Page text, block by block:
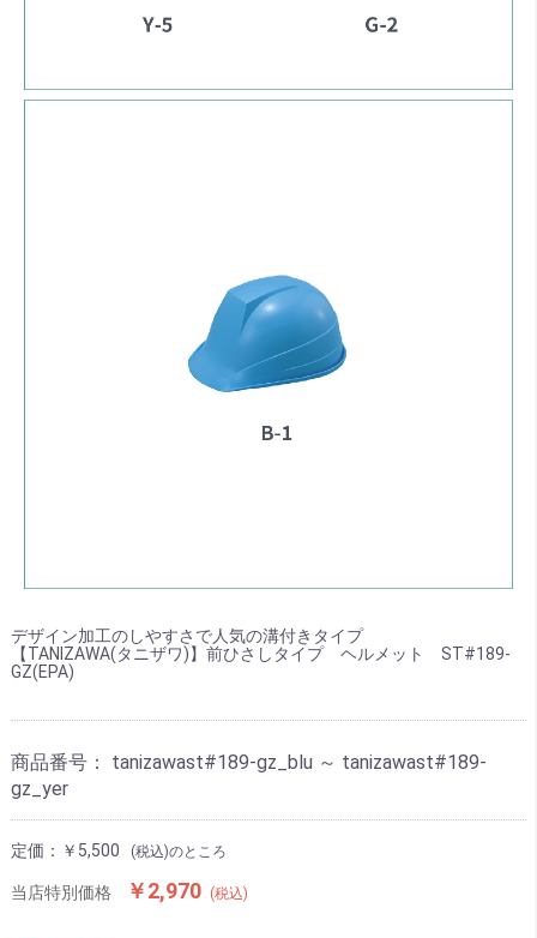
デザイン加工のしやすさで人気の溝付きタイプ
【TANIZAWA(タニザワ)】前ひさしタイプ ヘルメット ST#189-
GZ(EPA)
商品番号： tanizawast#189-gz_blu ～ tanizawast#189-
gz_yer
定価： ￥5,500 (税込)のところ
当店特別価格 ￥2,970 (税込)